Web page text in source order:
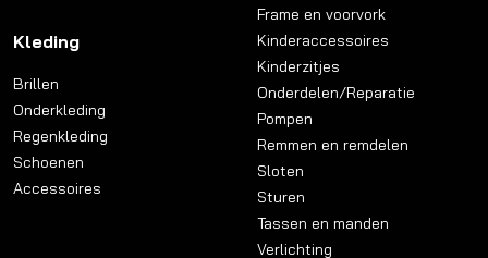
Kleding
Brillen
Onderkleding
Regenkleding
Schoenen
Accessoires
Frame en voorvork
Kinderaccessoires
Kinderzitjes
Onderdelen/Reparatie
Pompen
Remmen en remdelen
Sloten
Sturen
Tassen en manden
Verlichting